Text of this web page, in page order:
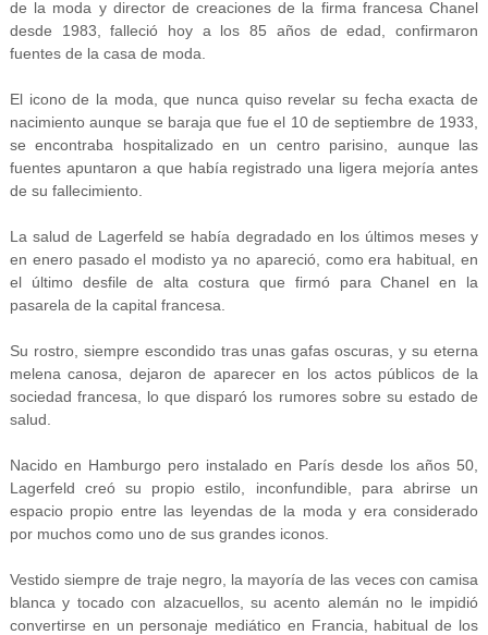
de la moda y director de creaciones de la firma francesa Chanel
desde 1983, falleció hoy a los 85 años de edad, confirmaron
fuentes de la casa de moda.
El icono de la moda, que nunca quiso revelar su fecha exacta de
nacimiento aunque se baraja que fue el 10 de septiembre de 1933,
se encontraba hospitalizado en un centro parisino, aunque las
fuentes apuntaron a que había registrado una ligera mejoría antes
de su fallecimiento.
La salud de Lagerfeld se había degradado en los últimos meses y
en enero pasado el modisto ya no apareció, como era habitual, en
el último desfile de alta costura que firmó para Chanel en la
pasarela de la capital francesa.
Su rostro, siempre escondido tras unas gafas oscuras, y su eterna
melena canosa, dejaron de aparecer en los actos públicos de la
sociedad francesa, lo que disparó los rumores sobre su estado de
salud.
Nacido en Hamburgo pero instalado en París desde los años 50,
Lagerfeld creó su propio estilo, inconfundible, para abrirse un
espacio propio entre las leyendas de la moda y era considerado
por muchos como uno de sus grandes iconos.
Vestido siempre de traje negro, la mayoría de las veces con camisa
blanca y tocado con alzacuellos, su acento alemán no le impidió
convertirse en un personaje mediático en Francia, habitual de los